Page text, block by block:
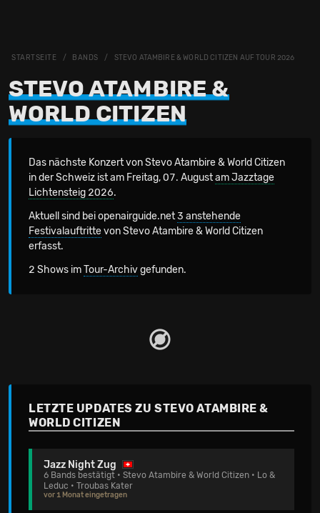
STARTSEITE BANDS STEVO ATAMBIRE & WORLD CITIZEN AUF TOUR 2026
STEVO ATAMBIRE &
WORLD CITIZEN
Das nächste Konzert von Stevo Atambire & World Citizen
in der Schweiz ist am Freitag, 07. Augustam Jazztage
Lichtensteig 2026.
Aktuell sind bei openairguide.net3 anstehende
Festivalauftrittevon Stevo Atambire & World Citizen
erfasst.
2 Shows imTour-Archivgefunden.
LETZTE UPDATES ZU STEVO ATAMBIRE &
WORLD CITIZEN
Jazz Night Zug
6 Bands bestätigt • Stevo Atambire & World Citizen • Lo &
Leduc • Troubas Kater
vor 1 Monat eingetragen